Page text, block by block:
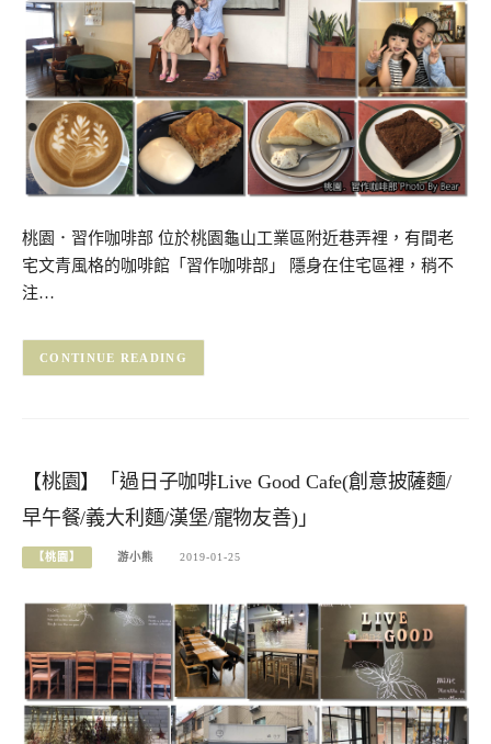
桃園．習作咖啡部 位於桃園龜山工業區附近巷弄裡，有間老
宅文青風格的咖啡館「習作咖啡部」 隱身在住宅區裡，稍不
注…
CONTINUE READING
【桃園】「過日子咖啡Live Good Cafe(創意披薩麵/
早午餐/義大利麵/漢堡/寵物友善)」
【桃園】 游小熊 2019-01-25